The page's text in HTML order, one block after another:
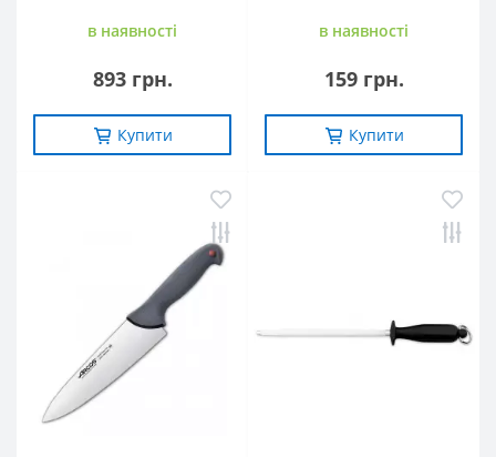
в наявностi
893 грн.
Купити
в наявностi
159 грн.
Купити